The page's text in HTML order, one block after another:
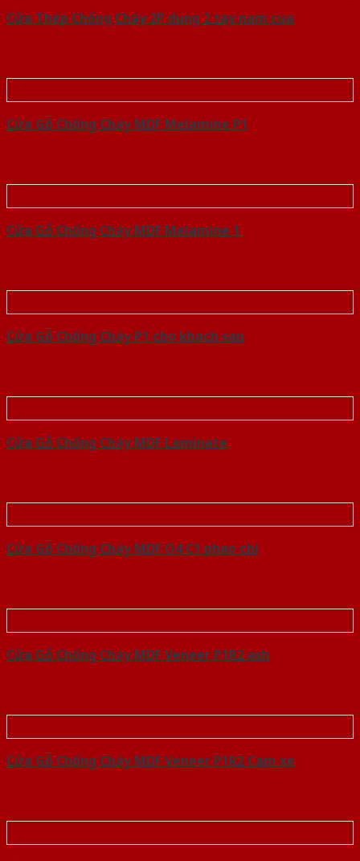
Cửa Thép Chống Cháy 2P dung 2 tay nam cua
Cửa Gỗ Chống Cháy MDF Melamine P1
Cửa Gỗ Chống Cháy MDF Melamine 1
Cửa Gỗ Chống Cháy P1 cho khach san
Cửa Gỗ Chống Cháy MDF Laminate
Cửa Gỗ Chống Cháy MDF O4 C1 phao chi
Cửa Gỗ Chống Cháy MDF Veneer P1R2 ash
Cửa Gỗ Chống Cháy MDF Veneer P1R2 Cam xe